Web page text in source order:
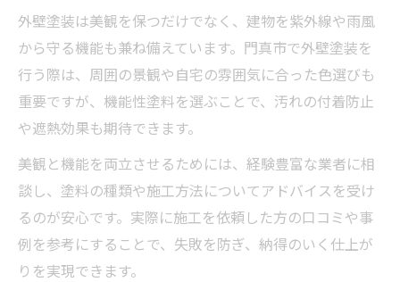
外壁塗装は美観を保つだけでなく、建物を紫外線や雨風
から守る機能も兼ね備えています。門真市で外壁塗装を
行う際は、周囲の景観や自宅の雰囲気に合った色選びも
重要ですが、機能性塗料を選ぶことで、汚れの付着防止
や遮熱効果も期待できます。
美観と機能を両立させるためには、経験豊富な業者に相
談し、塗料の種類や施工方法についてアドバイスを受け
るのが安心です。実際に施工を依頼した方の口コミや事
例を参考にすることで、失敗を防ぎ、納得のいく仕上が
りを実現できます。